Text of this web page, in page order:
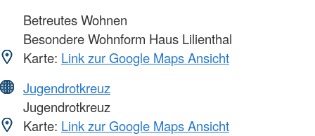
Betreutes Wohnen
Besondere Wohnform Haus Lilienthal
Karte: Link zur Google Maps Ansicht
Jugendrotkreuz
Jugendrotkreuz
Karte: Link zur Google Maps Ansicht